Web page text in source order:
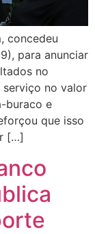
concedeu
para anunciar
no
serviço no valor
buraco e
que isso
[…]